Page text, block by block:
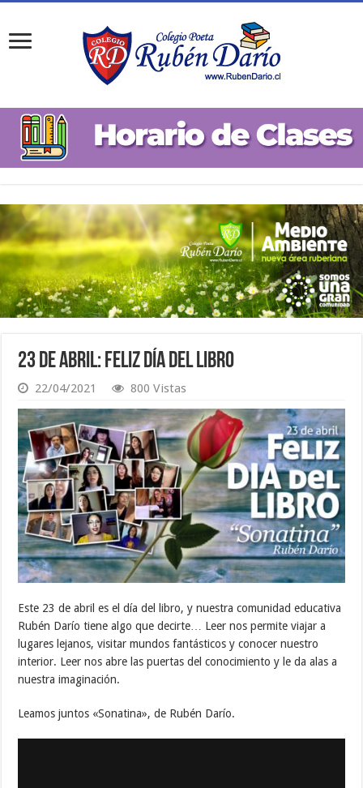
23 de abril: Feliz Día del Libro
22/04/2021 800 Vistas
Este 23 de abril es el día del libro, y nuestra comunidad educativa
Rubén Darío tiene algo que decirte… Leer nos permite viajar a
lugares lejanos, visitar mundos fantásticos y conocer nuestro
interior. Leer nos abre las puertas del conocimiento y le da alas a
nuestra imaginación.
Leamos juntos «Sonatina», de Rubén Darío.